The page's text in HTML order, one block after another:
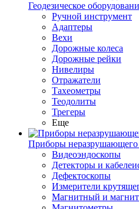
Геодезическое
Ручной инструмент
Адаптеры
Вехи
Дорожные колеса
Дорожные рейки
Нивелиры
Отражатели
Тахеометры
Теодолиты
Трегеры
Еще
Приборы неразрушающего
Видеоэндоскопы
Детекторы и
Дефектоскопы
Измерители
Магнитный и